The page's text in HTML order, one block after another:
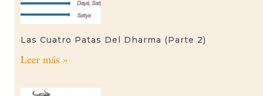
Las Cuatro Patas Del Dharma (parte 2)
Leer más »